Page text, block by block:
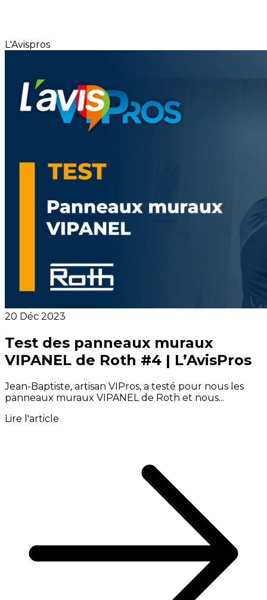
L'Avispros
20 Déc 2023
Test des panneaux muraux
VIPANEL de Roth #4 | L’AvisPros
Jean-Baptiste, artisan VIPros, a testé pour nous les
panneaux muraux VIPANEL de Roth et nous...
Lire l'article